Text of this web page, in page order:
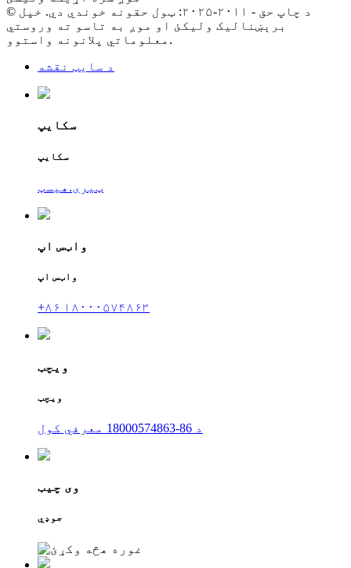
© د چاپ حق - ۲۰۱۱-۲۰۲۵: ټول حقونه خوندي دي. خپل
برېښنالیک ولیکئ او موږ به تاسو ته وروستي
معلوماتي پلانونه واستوو.
د سایټ نقشه
سکایپ
سکایپ
ټیری.هیسټ
واټس اپ
واټس اپ
+۸۶ ۱۸۰۰۰۵۷۴۸۶۳
ویچټ
ویچټ
د 86-18000574863 معرفي کول
وی چیټ
جوډي